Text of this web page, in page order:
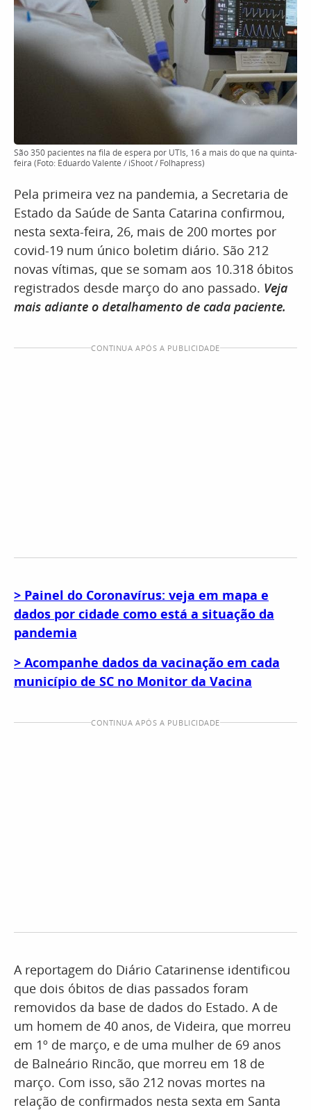
São 350 pacientes na fila de espera por UTIs, 16 a mais do que na quinta-
feira (Foto: Eduardo Valente / iShoot / Folhapress)
Pela primeira vez na pandemia, a Secretaria de
Estado da Saúde de Santa Catarina confirmou,
nesta sexta-feira, 26, mais de 200 mortes por
covid-19 num único boletim diário. São 212
novas vítimas, que se somam aos 10.318 óbitos
registrados desde março do ano passado. Veja
mais adiante o detalhamento de cada paciente.
CONTINUA APÓS A PUBLICIDADE
> Painel do Coronavírus: veja em mapa e
dados por cidade como está a situação da
pandemia
> Acompanhe dados da vacinação em cada
município de SC no Monitor da Vacina
CONTINUA APÓS A PUBLICIDADE
A reportagem do Diário Catarinense identificou
que dois óbitos de dias passados foram
removidos da base de dados do Estado. A de
um homem de 40 anos, de Videira, que morreu
em 1º de março, e de uma mulher de 69 anos
de Balneário Rincão, que morreu em 18 de
março. Com isso, são 212 novas mortes na
relação de confirmados nesta sexta em Santa